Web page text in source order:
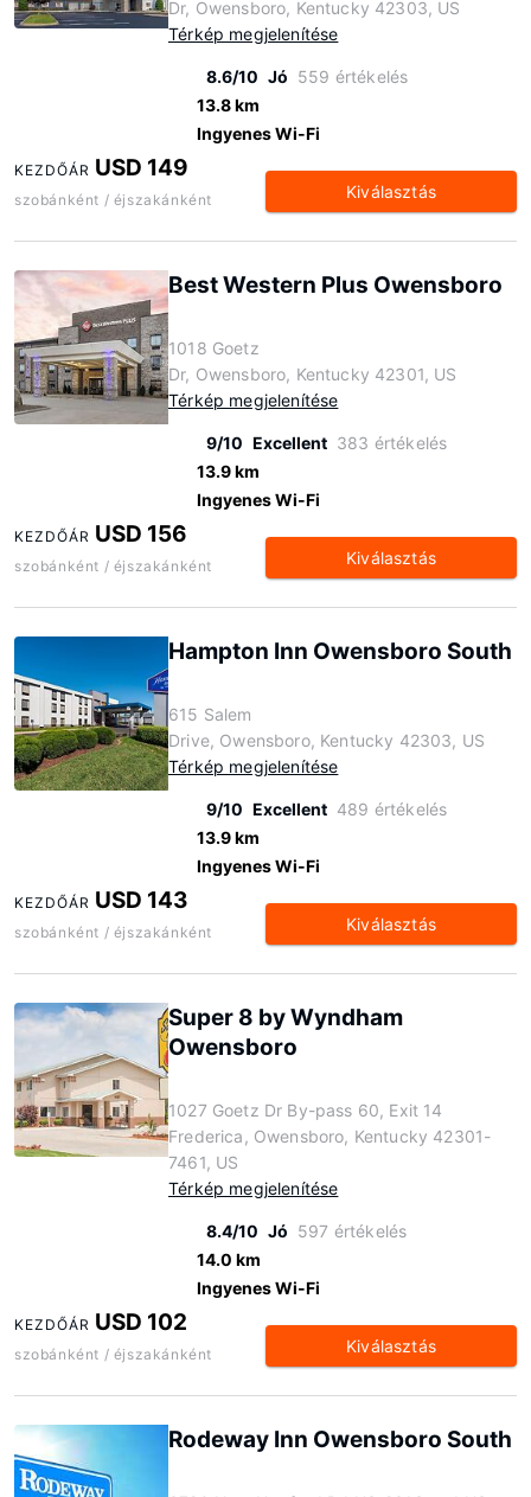
Dr, Owensboro, Kentucky 42303, US
Térkép megjelenítése
8.6/10 Jó 559 értékelés
13.8 km
Ingyenes Wi-Fi
KEZDŐÁR USD 149
szobánként / éjszakánként Kiválasztás
Best Western Plus Owensboro
1018 Goetz
Dr, Owensboro, Kentucky 42301, US
Térkép megjelenítése
9/10 Excellent 383 értékelés
13.9 km
Ingyenes Wi-Fi
KEZDŐÁR USD 156
szobánként / éjszakánként Kiválasztás
Hampton Inn Owensboro South
615 Salem
Drive, Owensboro, Kentucky 42303, US
Térkép megjelenítése
9/10 Excellent 489 értékelés
13.9 km
Ingyenes Wi-Fi
KEZDŐÁR USD 143
szobánként / éjszakánként Kiválasztás
Super 8 by Wyndham
Owensboro
1027 Goetz Dr By-pass 60, Exit 14
Frederica, Owensboro, Kentucky 42301-
7461, US
Térkép megjelenítése
8.4/10 Jó 597 értékelés
14.0 km
Ingyenes Wi-Fi
KEZDŐÁR USD 102
szobánként / éjszakánként Kiválasztás
Rodeway Inn Owensboro South